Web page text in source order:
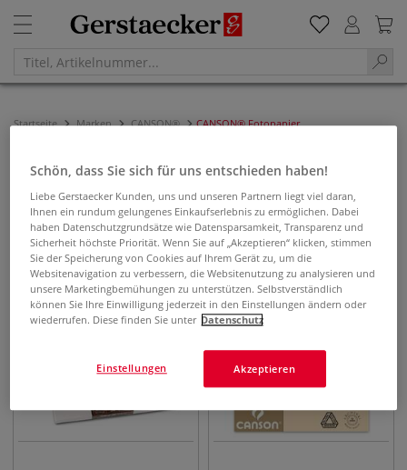
Startseite Marken CANSON® CANSON® Fotopapier
CANSON® FOTOPAPIER
Filtern & Sortieren
Schön, dass Sie sich für uns entschieden haben!
Liebe Gerstaecker Kunden, uns und unseren Partnern liegt viel daran,
Ihnen ein rundum gelungenes Einkaufserlebnis zu ermöglichen. Dabei
haben Datenschutzgrundsätze wie Datensparsamkeit, Transparenz und
Sicherheit höchste Priorität. Wenn Sie auf „Akzeptieren“ klicken, stimmen
Sie der Speicherung von Cookies auf Ihrem Gerät zu, um die
Websitenavigation zu verbessern, die Websitenutzung zu analysieren und
unsere Marketingbemühungen zu unterstützen. Selbstverständlich
können Sie Ihre Einwilligung jederzeit in den Einstellungen ändern oder
wiederrufen. Diese finden Sie unter Datenschutz
Akzeptieren
Einstellungen